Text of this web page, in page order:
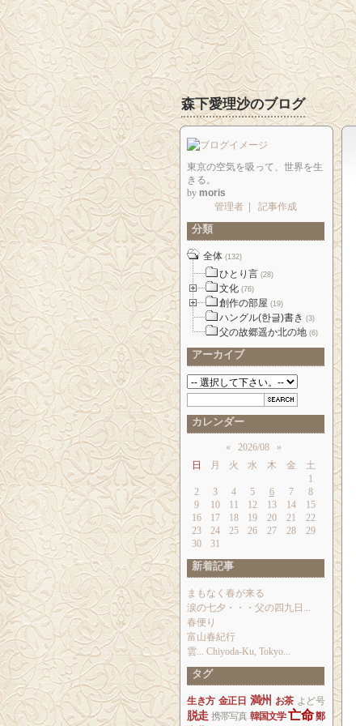
森下愛理沙のブログ
東京の空気を吸って、世界を生
きる。
by moris
管理者
記事作成
分類
全体 (132)
ひとり言 (28)
文化 (76)
創作の部屋 (19)
ハングル(한글)書き (3)
父の故郷遥か北の地 (6)
アーカイブ
カレンダー
« 2026/08
»
日
月 火 水 木 金
土
1
2
3 4 5 6 7
8
9
10 11 12 13 14
15
16
17 18 19 20 21
22
23
24 25 26 27 28
29
30
31
新着記事
まもなく春が来る
涙の七夕・・・父の四九日...
春便り
富山春紀行
雲... Chiyoda-Ku, Tokyo...
タグ
生き方 金正日 満州 お茶 よど号
脱走 携帯写真 韓国文学 亡命 鄭